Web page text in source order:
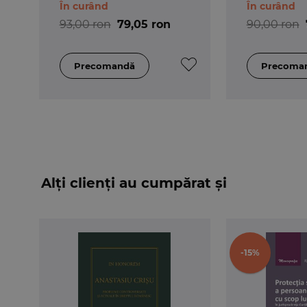
Dupa aceasta analiza, monografia
Vointa
descriu nebunia; scopul fiind de si a
Cod.
Drepturilor Omului
93,00 ron 79,05 ron
În curând
90,00 ron
În curând
Alți clienți au cumpărat și
-15%